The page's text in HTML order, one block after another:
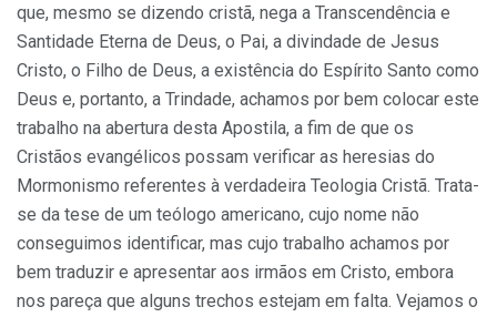
que, mesmo se dizendo cristã, nega a Transcendência e
Santidade Eterna de Deus, o Pai, a divindade de Jesus
Cristo, o Filho de Deus, a existência do Espírito Santo como
Deus e, portanto, a Trindade, achamos por bem colocar este
trabalho na abertura desta Apostila, a fim de que os
Cristãos evangélicos possam verificar as heresias do
Mormonismo referentes à verdadeira Teologia Cristã. Trata-
se da tese de um teólogo americano, cujo nome não
conseguimos identificar, mas cujo trabalho achamos por
bem traduzir e apresentar aos irmãos em Cristo, embora
nos pareça que alguns trechos estejam em falta. Vejamos o